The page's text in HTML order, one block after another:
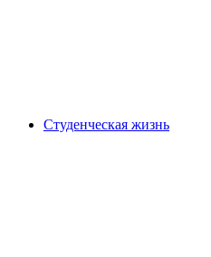
Студенческая жизнь